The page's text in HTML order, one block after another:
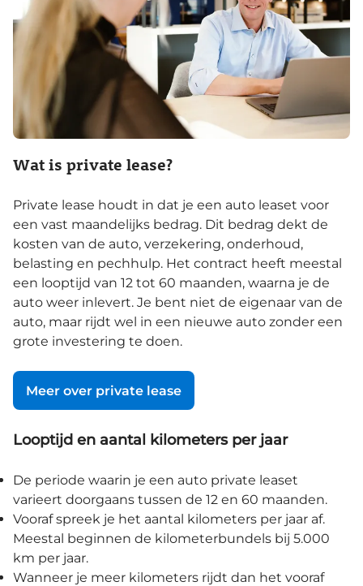
Wat is private lease?
Private lease houdt in dat je een auto leaset voor
een vast maandelijks bedrag. Dit bedrag dekt de
kosten van de auto, verzekering, onderhoud,
belasting en pechhulp. Het contract heeft meestal
een looptijd van 12 tot 60 maanden, waarna je de
auto weer inlevert. Je bent niet de eigenaar van de
auto, maar rijdt wel in een nieuwe auto zonder een
grote investering te doen.
Meer over private lease
Looptijd en aantal kilometers per jaar
De periode waarin je een auto private leaset
varieert doorgaans tussen de 12 en 60 maanden.
Vooraf spreek je het aantal kilometers per jaar af.
Meestal beginnen de kilometerbundels bij 5.000
km per jaar.
Wanneer je meer kilometers rijdt dan het vooraf